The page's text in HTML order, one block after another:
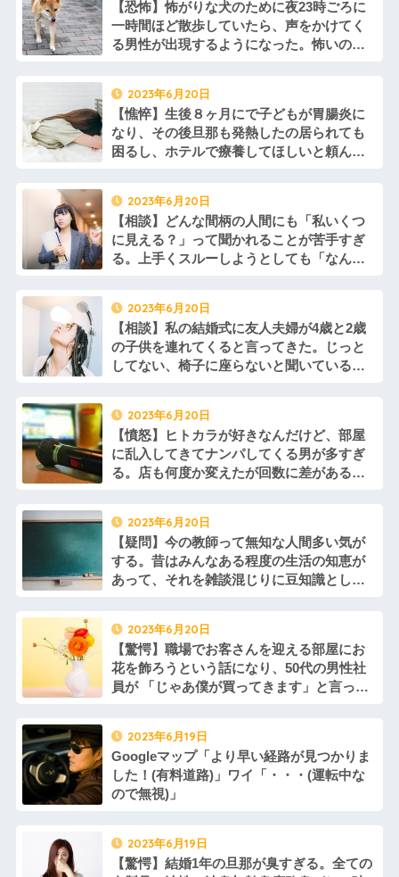
【恐怖】怖がりな犬のために夜23時ごろに
一時間ほど散歩していたら、声をかけてく
る男性が出現するようになった。怖いので
2023年6月20日
【憔悴】生後８ヶ月にで子どもが胃腸炎に
なり、その後旦那も発熱したの居られても
困るし、ホテルで療養してほしいと頼んだ
理 2023年6月20日
【相談】どんな間柄の人間にも「私いくつ
に見える？」って聞かれることが苦手すぎ
る。上手くスルーしようとしても「なんで
処法を教えて欲しい…
2023年6月20日
【相談】私の結婚式に友人夫婦が4歳と2歳
の子供を連れてくると言ってきた。じっと
してない、椅子に座らないと聞いているし
2023年6月20日
【憤怒】ヒトカラが好きなんだけど、部屋
に乱入してきてナンパしてくる男が多すぎ
る。店も何度か変えたが回数に差があるだ
2023年6月20日
【疑問】今の教師って無知な人間多い気が
する。昔はみんなある程度の生活の知恵が
あって、それを雑談混じりに豆知識として
2023年6月20日
【驚愕】職場でお客さんを迎える部屋にお
花を飾ろうという話になり、50代の男性社
員が 「じゃあ僕が買ってきます」と言って
2023年6月19日
Googleマップ「より早い経路が見つかりま
した！(有料道路)」ワイ「・・・(運転中な
ので無視)」
2023年6月19日
【驚愕】結婚1年の旦那が臭すぎる。全ての